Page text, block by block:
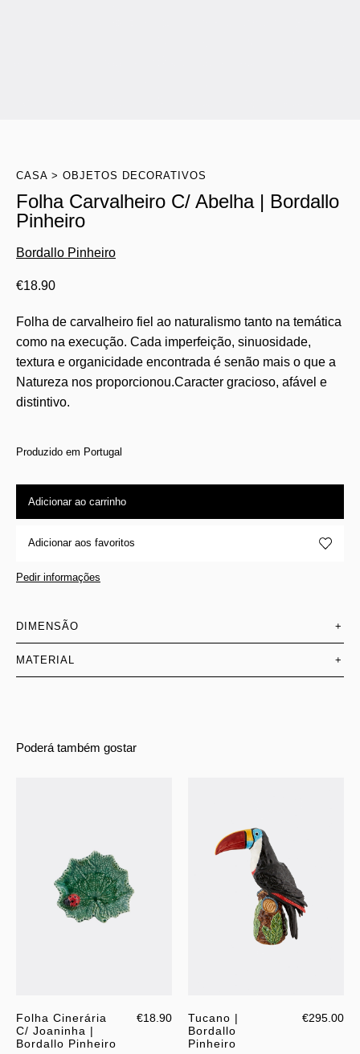
CASA OBJETOS DECORATIVOS
Folha Carvalheiro C/ Abelha | Bordallo
Pinheiro
Bordallo Pinheiro
€18.90
Folha de carvalheiro fiel ao naturalismo tanto na temática
como na execução. Cada imperfeição, sinuosidade,
textura e organicidade encontrada é senão mais o que a
Natureza nos proporcionou.Caracter gracioso, afável e
distintivo.
Produzido em Portugal
Adicionar ao carrinho
Adicionar aos favoritos
Pedir informações
DIMENSÃO +
MATERIAL +
Poderá também gostar
Folha Cinerária
C/ Joaninha |
Bordallo Pinheiro
€18.90
Tucano |
Bordallo
Pinheiro
€295.00